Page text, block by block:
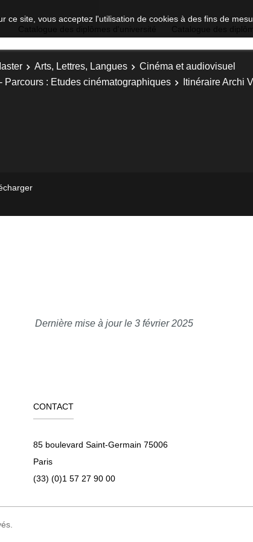
ce site, vous acceptez l'utilisation de cookies à des fins de
Arts, Lettres, Langues
Cinéma et audiovisuel
Parcours : Etudes cinématographiques
Itinéraire Archi
Dernière mise à jour le 3 février 2025
CONTACT
85 boulevard Saint-Germain 75006
Paris
(33) (0)1 57 27 90 00